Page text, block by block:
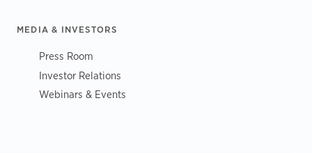
MEDIA & INVESTORS
Press Room
Investor Relations
Webinars & Events